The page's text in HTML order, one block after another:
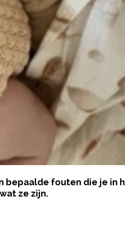
bepaalde fouten die je in
ze zijn.